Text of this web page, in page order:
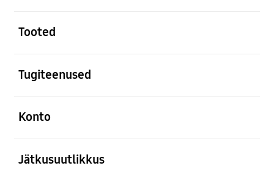
Tooted
Tugiteenused
Konto
Jätkusuutlikkus